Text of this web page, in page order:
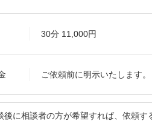
30分 11,000円
ご依頼前に明示いたします。
後に相談者の方が希望すれば、依頼す